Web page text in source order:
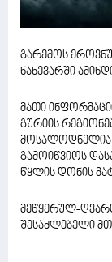
გარემოს
ნახევარში
მათი
გურიის
მოსალოდნელია
გამოიწვიოს
წყლის დონის
მეწყერულ-
შესაძლებელი